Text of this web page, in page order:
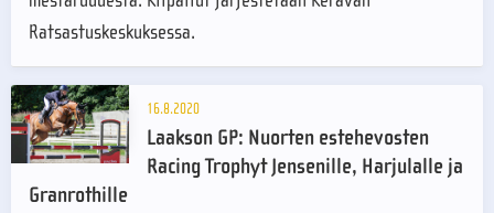
Ratsastuskeskuksessa.
16.8.2020
Laakson GP: Nuorten estehevosten
Racing Trophyt Jensenille, Harjulalle ja
Granrothille